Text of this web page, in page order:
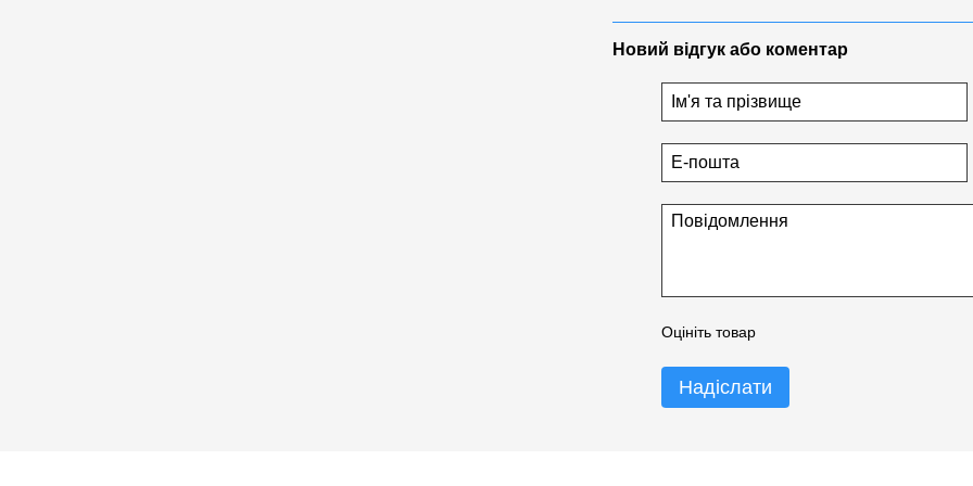
-Зовнішній діаметр (D):11 мм
Ширина (B):4 мм
У конструкції екструдера цей підшипник виконує
колеса: він забезпечує плавне обертання валу,
філамент.
- Мінімальний люфт:Забезпечує точне
Компактність:Невеликі розміри ідеально
Захист від забруднень:
підшипника, зберігаючи його працездатність.
Новий відгук або коментар
Оцініть товар
Надіслати